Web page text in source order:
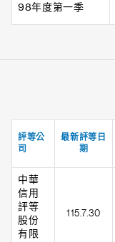
98年度第一季
評等公
司
最新評等日
期
中華
信用
評等
股份
有限
115.7.30